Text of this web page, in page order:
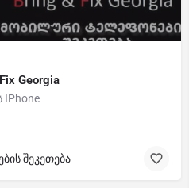
Georgia
IPhone
შეკეთება